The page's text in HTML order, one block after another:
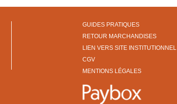
GUIDES PRATIQUES
RETOUR MARCHANDISES
LIEN VERS SITE INSTITUTIONNEL
CGV
MENTIONS LÉGALES